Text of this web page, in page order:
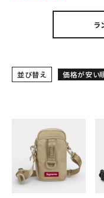
ジャケット・アウター
キャップ・ハット
その他バッグ類
スニーカー・ブーツ
パンツ・ショーツ
ラ
並び替え 価格が安い